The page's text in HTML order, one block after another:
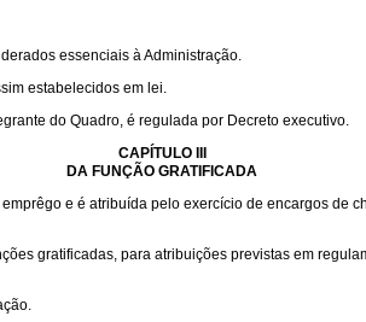
essenciais à Administração.
estabelecidos em lei.
do Quadro, é regulada por Decreto executivo.
CAPÍTULO III
DA FUNÇÃO GRATIFICADA
e é atribuída pelo exercício de encargos de
gratificadas, para atribuições previstas em